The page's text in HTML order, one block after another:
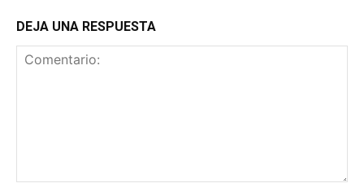
DEJA UNA RESPUESTA